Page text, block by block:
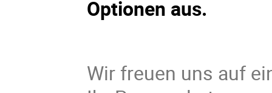
Optionen aus.
Wir freuen uns auf